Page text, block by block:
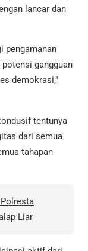
lancar dan
pengamanan
gangguan
demokrasi,”
tentunya
dari semua
tahapan
Liar